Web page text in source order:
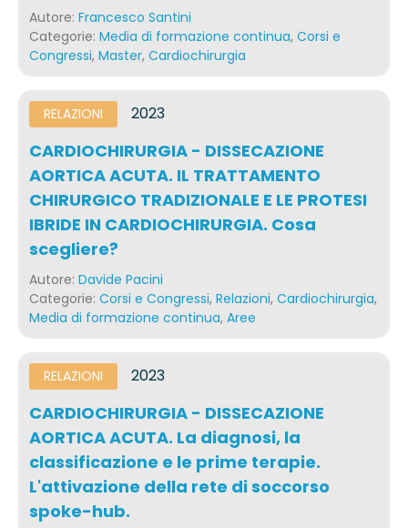
Autore: Francesco Santini
Categorie: Media di formazione continua, Corsi e
Congressi, Master, Cardiochirurgia
RELAZIONI 2023
CARDIOCHIRURGIA - DISSECAZIONE
AORTICA ACUTA. IL TRATTAMENTO
CHIRURGICO TRADIZIONALE E LE PROTESI
IBRIDE IN CARDIOCHIRURGIA. Cosa
scegliere?
Autore: Davide Pacini
Categorie: Corsi e Congressi, Relazioni, Cardiochirurgia,
Media di formazione continua, Aree
RELAZIONI 2023
CARDIOCHIRURGIA - DISSECAZIONE
AORTICA ACUTA. La diagnosi, la
classificazione e le prime terapie.
L'attivazione della rete di soccorso
spoke-hub.